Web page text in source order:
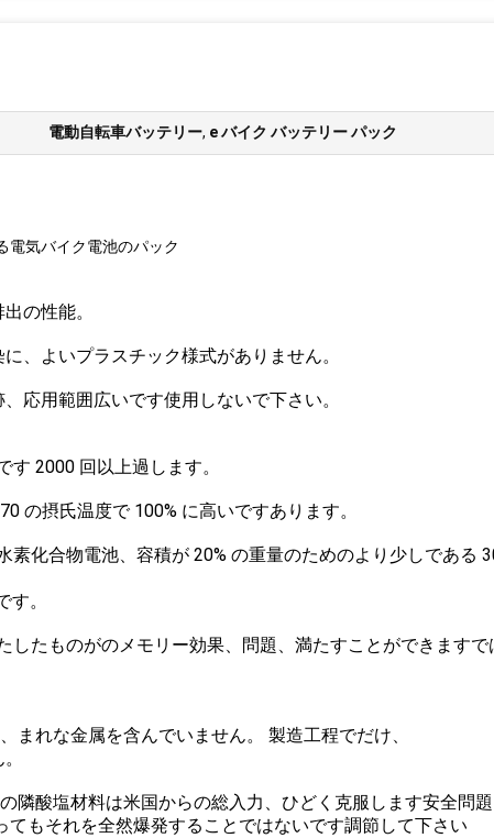
電動自転車バッテリー, e バイク バッテリー パック
電気バイク電池のパック
の性能。
、よいプラスチック様式がありません。
応用範囲広いです使用しないで下さい。
2000 回以上過します。
の摂氏温度で 100% に高いですあります。
化合物電池、容積が 20% の重量のためのより少しである
。
したものがのメモリー効果、問題、満たすことができますで
まれな金属を含んでいません。 製造工程でだけ、
隣酸塩材料は米国からの総入力、ひどく克服します安全問
てもそれを全然爆発することではないです調節して下さい